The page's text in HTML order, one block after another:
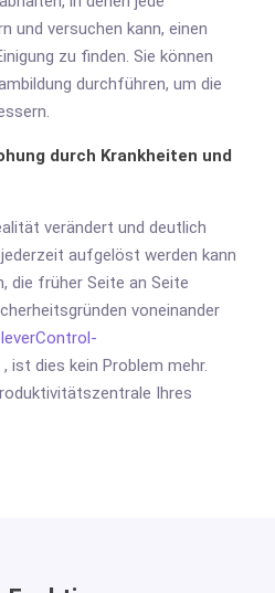
und versuchen kann, einen
zu finden. Sie können
durchführen, um die
durch Krankheiten und
verändert und deutlich
aufgelöst werden kann
die früher Seite an Seite
voneinander
, ist dies kein Problem mehr.
Ihres